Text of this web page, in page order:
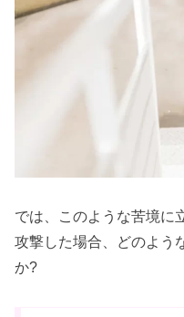
では、このような苦境に
攻撃した場合、どのよう
か?